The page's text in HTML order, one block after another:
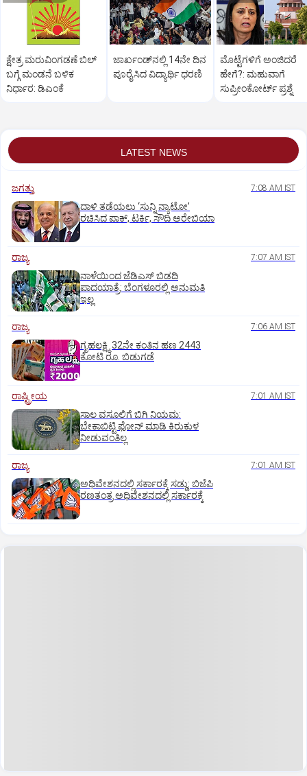
ಕ್ಷೇತ್ರ ಮರುವಿಂಗಡಣೆ ಬಿಲ್‌
ಬಗ್ಗೆ ಮಂಡನೆ ಬಳಿಕ
ನಿರ್ಧಾರ: ಡಿಎಂಕೆ
ಜಾರ್ಖಂಡ್‌ನಲ್ಲಿ 14ನೇ ದಿನ
ಪೂರೈಸಿದ ವಿದ್ಯಾರ್ಥಿ ಧರಣಿ
ಮೊಟ್ಟೆಗಳಿಗೆ ಅಂಜಿದರೆ
ಹೇಗೆ?: ಮಹುವಾಗೆ
ಸುಪ್ರೀಂಕೋರ್ಟ್ ಪ್ರಶ್ನೆ
LATEST NEWS
ಜಗತ್ತು 7:08 AM IST
ದಾಳಿ ತಡೆಯಲು ‘ಸುನ್ನಿ ನ್ಯಾಟೋ’
ರಚಿಸಿದ ಪಾಕ್‌, ಟರ್ಕಿ, ಸೌದಿ ಅರೇಬಿಯಾ
ರಾಜ್ಯ 7:07 AM IST
ನಾಳೆಯಿಂದ ಜೆಡಿಎಸ್‌ ಬಿಡದಿ
ಪಾದಯಾತ್ರೆ: ಬೆಂಗಳೂರಲ್ಲಿ ಅನುಮತಿ
ಇಲ್ಲ
ರಾಜ್ಯ 7:06 AM IST
ಗೃಹಲಕ್ಷ್ಮಿ 32ನೇ ಕಂತಿನ ಹಣ 2443
ಕೋಟಿ ರೂ. ಬಿಡುಗಡೆ
ರಾಷ್ಟ್ರೀಯ 7:01 AM IST
ಸಾಲ ವಸೂಲಿಗೆ ಬಿಗಿ ನಿಯಮ:
ಬೇಕಾಬಿಟ್ಟಿ ಫೋನ್‌ ಮಾಡಿ ಕಿರುಕುಳ
ನೀಡುವಂತಿಲ್ಲ
ರಾಜ್ಯ 7:01 AM IST
ಅಧಿವೇಶನದಲ್ಲಿ ಸರ್ಕಾರಕ್ಕೆ ಸಡ್ಡು: ಬಿಜೆಪಿ
ರಣತಂತ್ರ ಅಧಿವೇಶನದಲ್ಲಿ ಸರ್ಕಾರಕ್ಕೆ